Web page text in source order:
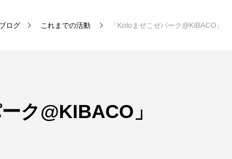
ブログ これまでの活動 「Kotoまぜこぜパーク@KIBACO」
ク@KIBACO」